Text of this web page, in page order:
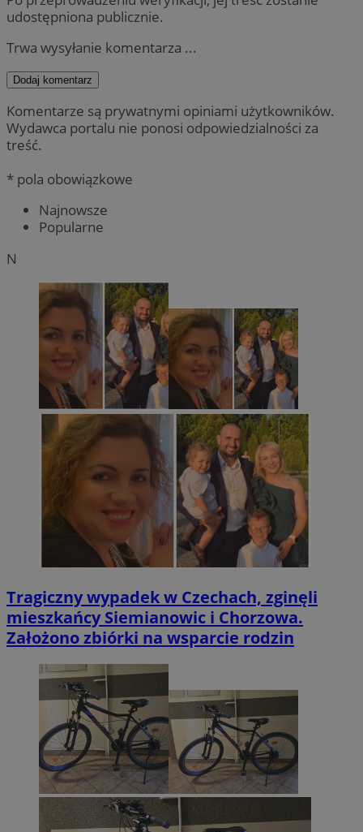
udostępniona publicznie.
Trwa wysyłanie komentarza ...
Dodaj komentarz
Komentarze są prywatnymi opiniami użytkowników.
Wydawca portalu nie ponosi odpowiedzialności za
treść.
* pola obowiązkowe
Najnowsze
Popularne
N
Tragiczny wypadek w Czechach, zginęli
mieszkańcy Siemianowic i Chorzowa.
Założono zbiórki na wsparcie rodzin